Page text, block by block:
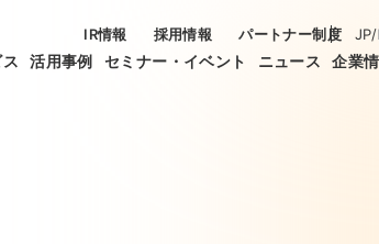
活用事例 セミナー・イベント ニュース 企業
IR情報 採用情報 パートナー制度 JP/